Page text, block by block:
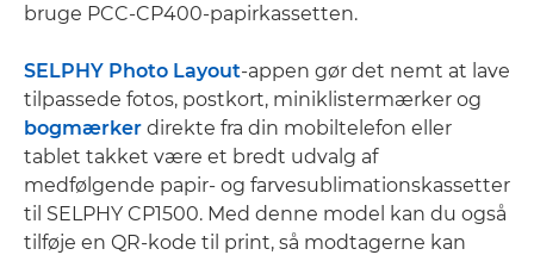
bruge PCC-CP400-papirkassetten.
SELPHY Photo Layout-appen gør det nemt at lave
tilpassede fotos, postkort, miniklistermærker og
bogmærker direkte fra din mobiltelefon eller
tablet takket være et bredt udvalg af
medfølgende papir- og farvesublimationskassetter
til SELPHY CP1500. Med denne model kan du også
tilføje en QR-kode til print, så modtagerne kan